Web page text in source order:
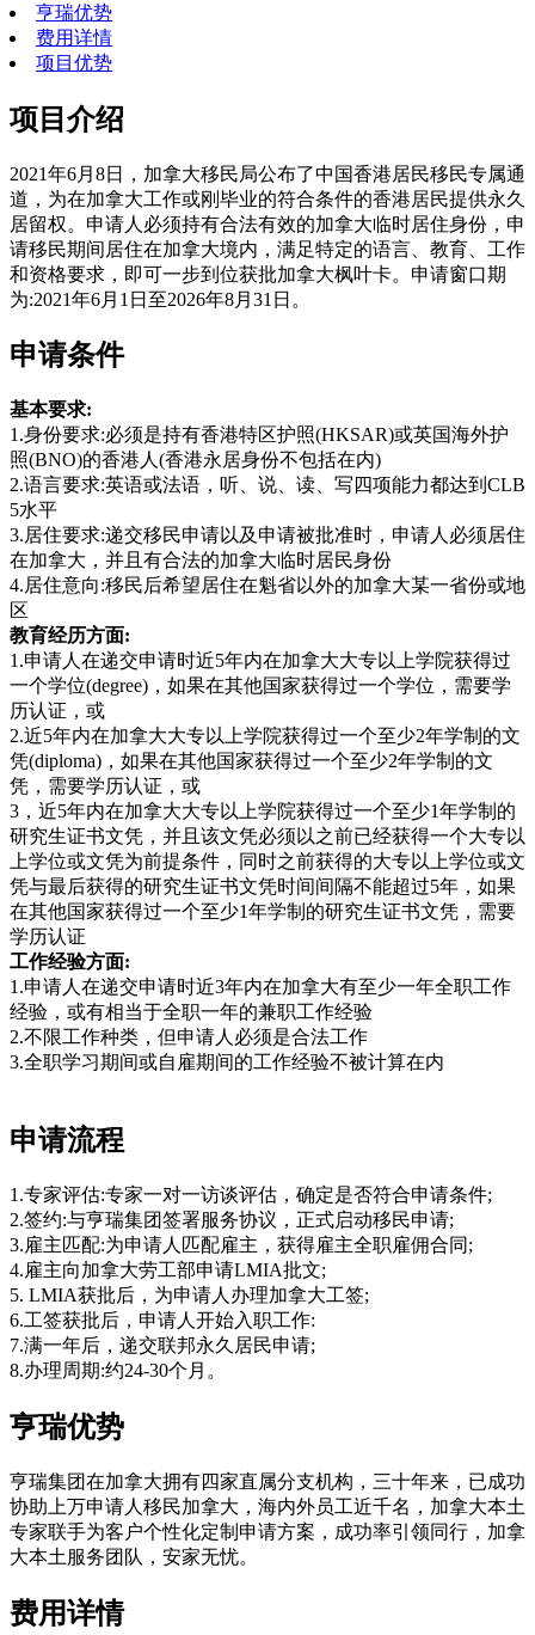
亨瑞优势
费用详情
项目优势
项目介绍
2021年6月8日，加拿大移民局公布了中国香港居民移民专属通
道，为在加拿大工作或刚毕业的符合条件的香港居民提供永久
居留权。申请人必须持有合法有效的加拿大临时居住身份，申
请移民期间居住在加拿大境内，满足特定的语言、教育、工作
和资格要求，即可一步到位获批加拿大枫叶卡。申请窗口期
为:2021年6月1日至2026年8月31日。
申请条件
基本要求:
1.身份要求:必须是持有香港特区护照(HKSAR)或英国海外护
照(BNO)的香港人(香港永居身份不包括在内)
2.语言要求:英语或法语，听、说、读、写四项能力都达到CLB
5水平
3.居住要求:递交移民申请以及申请被批准时，申请人必须居住
在加拿大，并且有合法的加拿大临时居民身份
4.居住意向:移民后希望居住在魁省以外的加拿大某一省份或地
区
教育经历方面:
1.申请人在递交申请时近5年内在加拿大大专以上学院获得过
一个学位(degree)，如果在其他国家获得过一个学位，需要学
历认证，或
2.近5年内在加拿大大专以上学院获得过一个至少2年学制的文
凭(diploma)，如果在其他国家获得过一个至少2年学制的文
凭，需要学历认证，或
3，近5年内在加拿大大专以上学院获得过一个至少1年学制的
研究生证书文凭，并且该文凭必须以之前已经获得一个大专以
上学位或文凭为前提条件，同时之前获得的大专以上学位或文
凭与最后获得的研究生证书文凭时间间隔不能超过5年，如果
在其他国家获得过一个至少1年学制的研究生证书文凭，需要
学历认证
工作经验方面:
1.申请人在递交申请时近3年内在加拿大有至少一年全职工作
经验，或有相当于全职一年的兼职工作经验
2.不限工作种类，但申请人必须是合法工作
3.全职学习期间或自雇期间的工作经验不被计算在内
申请流程
1.专家评估:专家一对一访谈评估，确定是否符合申请条件;
2.签约:与亨瑞集团签署服务协议，正式启动移民申请;
3.雇主匹配:为申请人匹配雇主，获得雇主全职雇佣合同;
4.雇主向加拿大劳工部申请LMIA批文;
5. LMIA获批后，为申请人办理加拿大工签;
6.工签获批后，申请人开始入职工作:
7.满一年后，递交联邦永久居民申请;
8.办理周期:约24-30个月。
亨瑞优势
亨瑞集团在加拿大拥有四家直属分支机构，三十年来，已成功
协助上万申请人移民加拿大，海内外员工近千名，加拿大本土
专家联手为客户个性化定制申请方案，成功率引领同行，加拿
大本土服务团队，安家无忧。
费用详情